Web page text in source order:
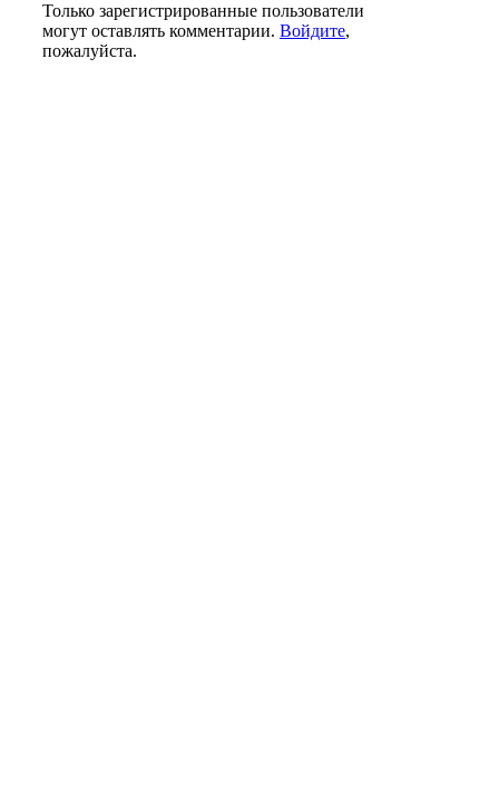
Только зарегистрированные пользователи
могут оставлять комментарии. Войдите,
пожалуйста.